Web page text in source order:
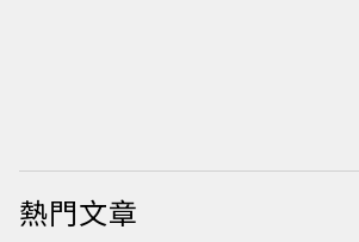
熱門文章